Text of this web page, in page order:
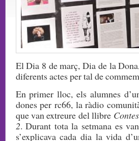
El Dia 8 de març, Dia de la
diferents actes per tal de
En primer lloc, els alumnes
dones per rc66, la ràdio
que van extreure del llibre
2. Durant tota la setmana es
s’explicava cada dia la vida